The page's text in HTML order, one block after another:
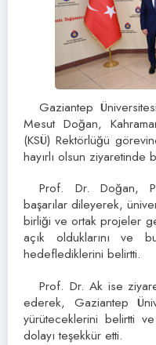
Gaziantep
Mesut Doğan,
(KSÜ) Rektörlüğü
hayırlı olsun ziyaretinde
Prof. Dr. Doğan,
başarılar dileyerek,
birliği ve ortak projeler
açık olduklarını ve
hedeflediklerini belirtti.
Prof. Dr. Ak ise
ederek, Gaziantep
yürüteceklerini belirtti
dolayı teşekkür etti.